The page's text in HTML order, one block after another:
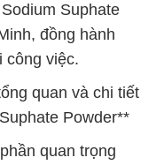
Suphate
đồng hành
công việc.
quan và chi tiết
Powder**
quan trọng